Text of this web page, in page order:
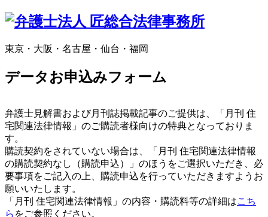
東京・大阪・名古屋・仙台・福岡
データお申込みフォーム
弁護士見解書および月刊誌掲載記事のご提供は、「月刊 住
宅関連法律情報」のご購読者様向けの特典となっておりま
す。
購読契約をされていない場合は、「月刊 住宅関連法律情報
の購読契約なし（購読申込）」のほうをご選択いただき、必
要事項をご記入の上、購読申込を行っていただきますようお
願いいたします。
「月刊 住宅関連法律情報」の内容・購読料等の詳細はこち
ら をご参照ください。